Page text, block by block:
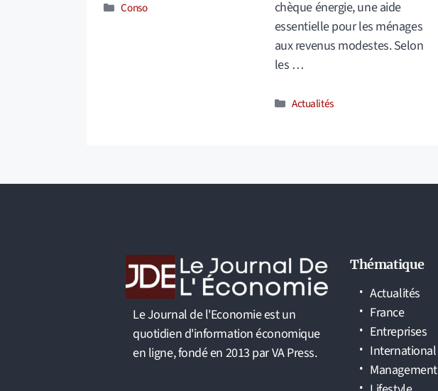
Catégories
Conso
chèque énergie, une aide
essentielle pour les ménages
aux revenus modestes. Selon
les …
Catégories
Actualités
Le Journal de l'Economie est un
quotidien d'information économique
en ligne, fondé en 2013 par VA Press.
Thématique
Actualités
France
Entreprises
International
Management